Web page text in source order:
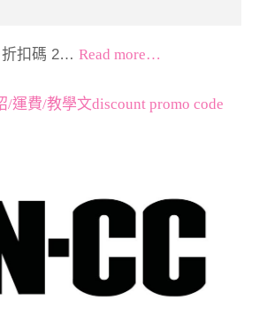
折扣碼 2… Read more…
/運費/教學文discount promo code